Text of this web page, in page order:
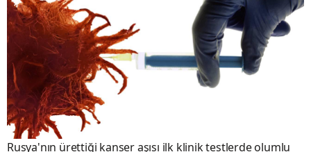
Rusya'nın ürettiği kanser aşısı ilk klinik testlerde olumlu